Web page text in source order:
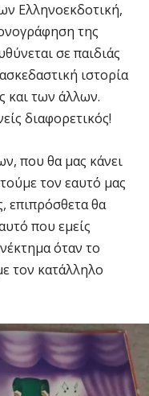
Ελληνοεκδοτική,
της
σε παιδιάς
ιστορία
και των άλλων.
διαφορετικός!
που θα μας κάνει
τον εαυτό μας
επιπρόσθετα θα
που εμείς
όταν το
τον κατάλληλο